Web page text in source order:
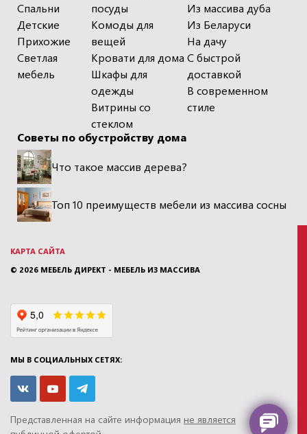
Спальни
Детские
Прихожие
Светлая
мебель
посуды
Комоды для
вещей
Кровати для дома
Шкафы для
одежды
Витрины со
стеклом
Из массива дуба
Из Беларуси
На дачу
С быстрой
доставкой
В современном
стиле
Советы по обустройству дома
Что такое массив дерева?
Топ 10 преимуществ мебели из массива сосны
КАРТА САЙТА
© 2026 МЕБЕЛЬ ДИРЕКТ - МЕБЕЛЬ ИЗ МАССИВА
МЫ В СОЦИАЛЬНЫХ СЕТЯХ:
Представленная на сайте информация не является